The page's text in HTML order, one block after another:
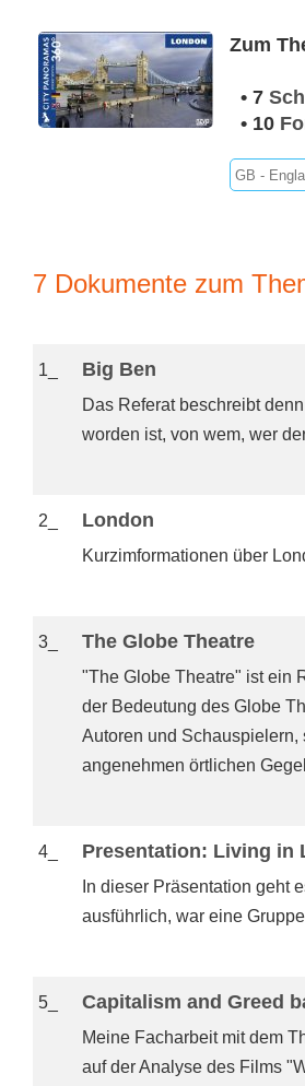
Zum
• 7
• 10
7 Dokumente zum
1_ Big Ben
Das Referat beschreibt
worden ist, von wem, wer
2_ London
Kurzimformationen über
3_ The Globe Theatre
"The Globe Theatre" ist ein
der Bedeutung des Globe
Autoren und
angenehmen örtlichen
4_ Presentation: Living in
In dieser Präsentation geht
ausführlich, war eine
5_ Capitalism and Greed
Meine Facharbeit mit dem
auf der Analyse des Films